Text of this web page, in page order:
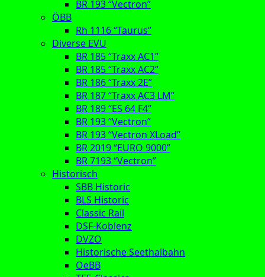
BR 193 “Vectron”
ÖBB
Rh 1116 “Taurus”
Diverse EVU
BR 185 “Traxx AC1”
BR 185 “Traxx AC2”
BR 186 “Traxx 2E”
BR 187 “Traxx AC3 LM”
BR 189 “ES 64 F4”
BR 193 “Vectron”
BR 193 “Vectron XLoad”
BR 2019 “EURO 9000”
BR 7193 “Vectron”
Historisch
SBB Historic
BLS Historic
Classic Rail
DSF-Koblenz
DVZO
Historische Seethalbahn
OeBB